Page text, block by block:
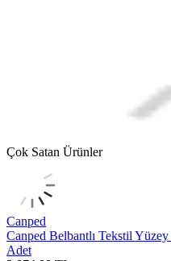
Çok Satan Ürünler
Canped
Canped Belbantlı Tekstil
Adet